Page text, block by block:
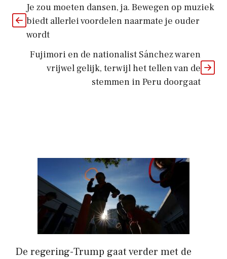
Je zou moeten dansen, ja. Bewegen op muziek
biedt allerlei voordelen naarmate je ouder
wordt
Fujimori en de nationalist Sánchez waren
vrijwel gelijk, terwijl het tellen van de
stemmen in Peru doorgaat
De regering-Trump gaat verder met de